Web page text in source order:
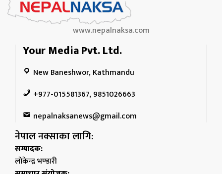
www.nepalnaksa.com
Your Media Pvt. Ltd.
New Baneshwor, Kathmandu
+977-015581367, 9851026663
nepalnaksanews@gmail.com
नेपाल नक्साका लागि:
सम्पादक:
लोकेन्द्र भण्डारी